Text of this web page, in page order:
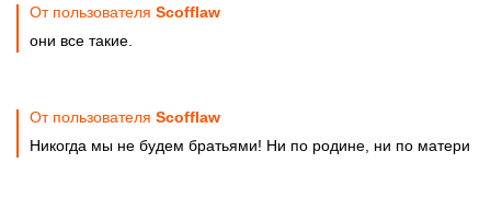
От пользователя Scofflaw
они все такие.
От пользователя Scofflaw
Никогда мы не будем братьями! Ни по родине, ни по матери